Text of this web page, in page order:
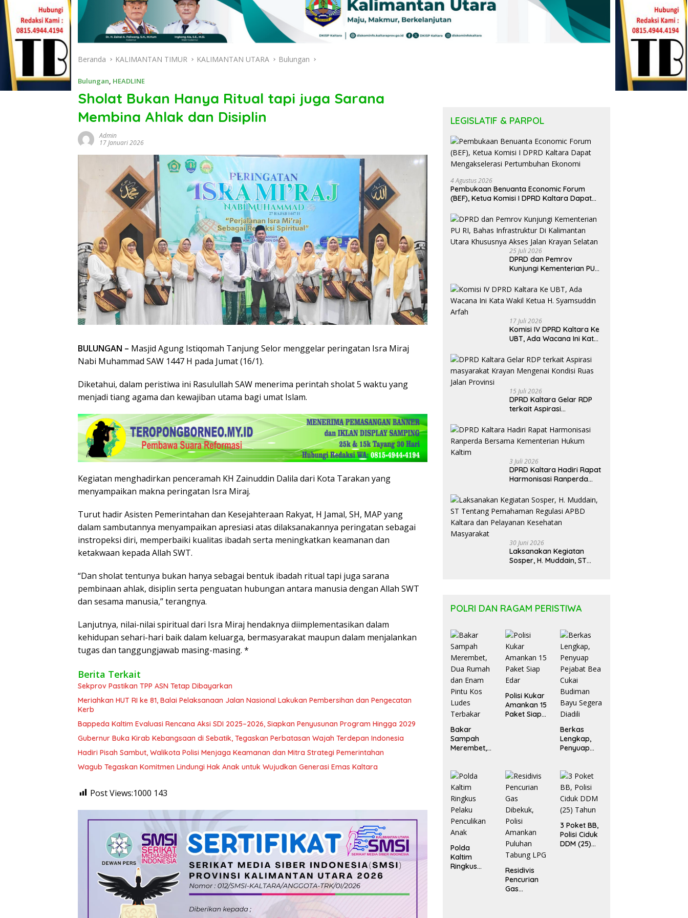
Beranda KALIMANTAN TIMUR KALIMANTAN UTARA Bulungan
Bulungan, HEADLINE
Sholat Bukan Hanya Ritual tapi juga Sarana
Membina Ahlak dan Disiplin
Admin
17 Januari 2026
BULUNGAN – Masjid Agung Istiqomah Tanjung Selor menggelar peringatan Isra Miraj
Nabi Muhammad SAW 1447 H pada Jumat (16/1).
Diketahui, dalam peristiwa ini Rasulullah SAW menerima perintah sholat 5 waktu yang
menjadi tiang agama dan kewajiban utama bagi umat Islam.
Kegiatan menghadirkan penceramah KH Zainuddin Dalila dari Kota Tarakan yang
menyampaikan makna peringatan Isra Miraj.
Turut hadir Asisten Pemerintahan dan Kesejahteraan Rakyat, H Jamal, SH, MAP yang
dalam sambutannya menyampaikan apresiasi atas dilaksanakannya peringatan sebagai
instropeksi diri, memperbaiki kualitas ibadah serta meningkatkan keamanan dan
ketakwaan kepada Allah SWT.
“Dan sholat tentunya bukan hanya sebagai bentuk ibadah ritual tapi juga sarana
pembinaan ahlak, disiplin serta penguatan hubungan antara manusia dengan Allah SWT
dan sesama manusia,” terangnya.
Lanjutnya, nilai-nilai spiritual dari Isra Miraj hendaknya diimplementasikan dalam
kehidupan sehari-hari baik dalam keluarga, bermasyarakat maupun dalam menjalankan
tugas dan tanggungjawab masing-masing. *
Berita Terkait
Sekprov Pastikan TPP ASN Tetap Dibayarkan
Meriahkan HUT RI ke 81, Balai Pelaksanaan Jalan Nasional Lakukan Pembersihan dan Pengecatan
Kerb
Bappeda Kaltim Evaluasi Rencana Aksi SDI 2025–2026, Siapkan Penyusunan Program Hingga 2029
Gubernur Buka Kirab Kebangsaan di Sebatik, Tegaskan Perbatasan Wajah Terdepan Indonesia
Hadiri Pisah Sambut, Walikota Polisi Menjaga Keamanan dan Mitra Strategi Pemerintahan
Wagub Tegaskan Komitmen Lindungi Hak Anak untuk Wujudkan Generasi Emas Kaltara
Post Views:1000 143
LEGISLATIF & PARPOL
4 Agustus 2026
Pembukaan Benuanta Economic Forum
(BEF), Ketua Komisi I DPRD Kaltara Dapat
25 Juli 2026
DPRD dan Pemrov
Kunjungi Kementerian PU
Kalimantan Utara
Khususnya Akses Jalan
Krayan Selatan
17 Juli 2026
Komisi IV DPRD Kaltara Ke
UBT, Ada Wacana Ini Kata
Arfah
15 Juli 2026
DPRD Kaltara Gelar RDP
terkait Aspirasi
Mengenai Kondisi Ruas
Jalan Provinsi
3 Juli 2026
DPRD Kaltara Hadiri Rapat
Harmonisasi Ranperda
Hukum Kaltim
30 Juni 2026
Laksanakan Kegiatan
Sosper, H. Muddain, ST
POLRI DAN RAGAM PERISTIWA
Bakar
Sampah
Merembet,
Pintu Kos
Ludes
Terbakar
Polisi Kukar
Amankan 15
Paket Siap
Berkas
Lengkap,
Penyuap
Budiman
Bayu
Segera
Diadili
Polda
Kaltim
Ringkus
Residivis
Pencurian
Gas
3 Poket BB,
Polisi Ciduk
DDM (25)